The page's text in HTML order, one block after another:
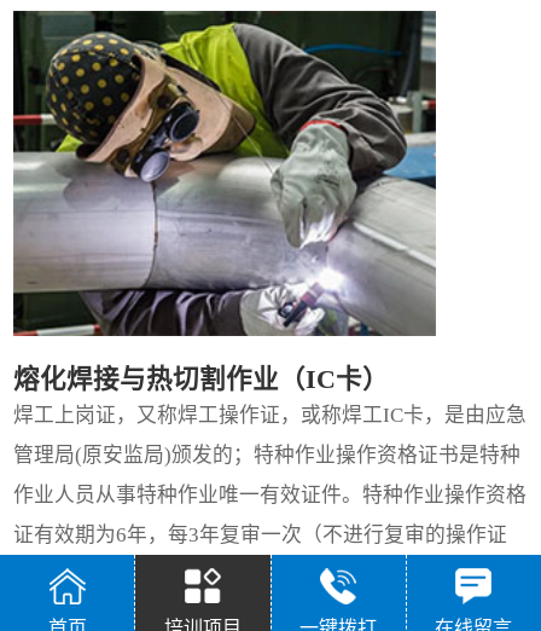
熔化焊接与热切割作业（IC卡）
焊工上岗证，又称焊工操作证，或称焊工IC卡，是由应急
管理局(原安监局)颁发的；特种作业操作资格证书是特种
作业人员从事特种作业唯一有效证件。特种作业操作资格
证有效期为6年，每3年复审一次（不进行复审的操作证
将失效)，特种作业操作资格证书全国通用，特种作业人
员从事特种作业时须随身携带(电子证可保存在手机中使